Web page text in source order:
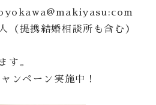
（提携結婚相談所も含む）
す。
ンペーン実施中！